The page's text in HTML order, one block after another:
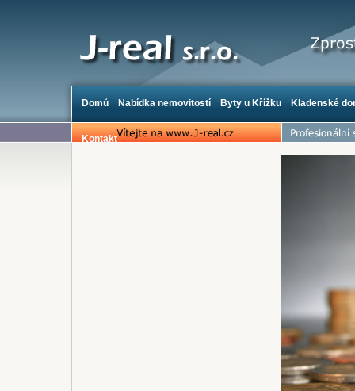
Domů Nabídka nemovitostí Byty u Křížku Kladenské
Kontakt